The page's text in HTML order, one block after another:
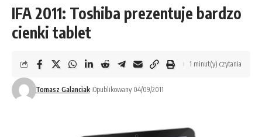
IFA 2011: Toshiba prezentuje bardzo
cienki tablet
Tomasz Galanciak Opublikowany 04/09/2011
1 minut(y) czytania